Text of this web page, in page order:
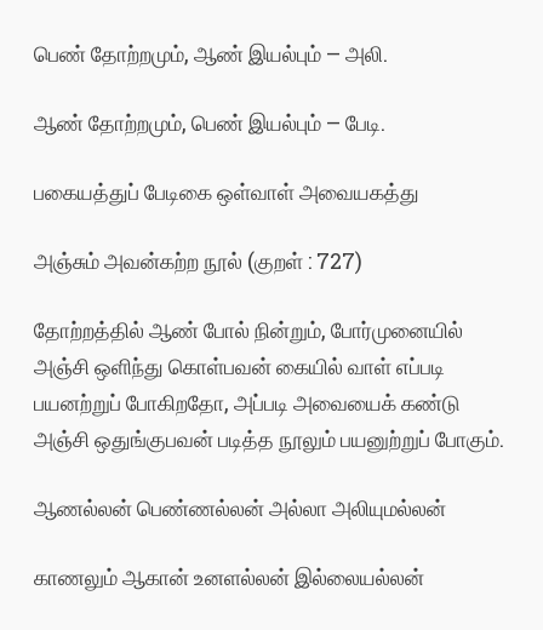
பெண் தோற்றமும், ஆண் இயல்பும் – அலி.
ஆண் தோற்றமும், பெண் இயல்பும் – பேடி.
பகையத்துப் பேடிகை ஒள்வாள் அவையகத்து
அஞ்சும் அவன்கற்ற நூல் (குறள் : 727)
தோற்றத்தில் ஆண் போல் நின்றும், போர்முனையில்
அஞ்சி ஒளிந்து கொள்பவன் கையில் வாள் எப்படி
பயனற்றுப் போகிறதோ, அப்படி அவையைக் கண்டு
அஞ்சி ஒதுங்குபவன் படித்த நூலும் பயனுற்றுப் போகும்.
ஆணல்லன் பெண்ணல்லன் அல்லா அலியுமல்லன்
காணலும் ஆகான் உனளல்லன் இல்லையல்லன்